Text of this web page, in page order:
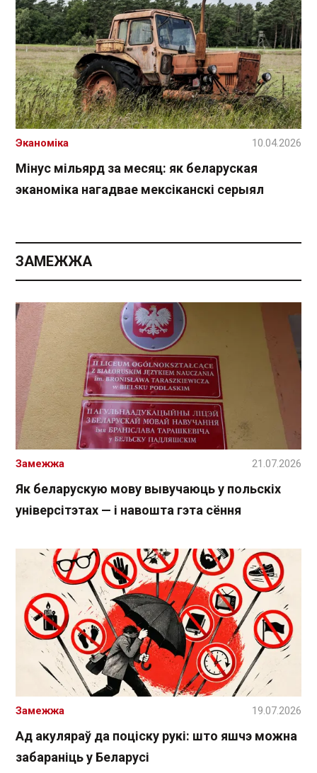
Мінус мільярд за месяц: як беларуская
эканоміка нагадвае мексіканскі серыял
Эканоміка 10.04.2026
ЗАМЕЖЖА
Як беларускую мову вывучаюць у польскіх
універсітэтах — і навошта гэта сёння
Замежжа 21.07.2026
Ад акуляраў да поціску рукі: што яшчэ можна
забараніць у Беларусі
Замежжа 19.07.2026